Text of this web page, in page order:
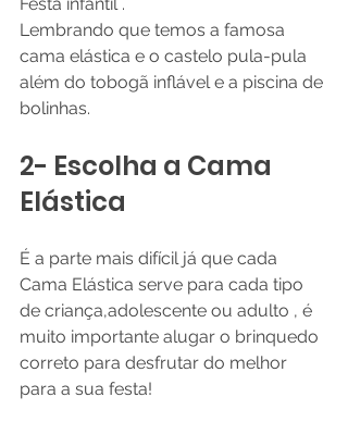
Lembrando que temos a famosa
cama elástica e o castelo pula-pula
além do tobogã inflável e a piscina de
bolinhas.
2- Escolha a Cama
Elástica
É a parte mais difícil já que cada
Cama Elástica serve para cada tipo
de criança,adolescente ou adulto , é
muito importante alugar o brinquedo
correto para desfrutar do melhor
para a sua festa!